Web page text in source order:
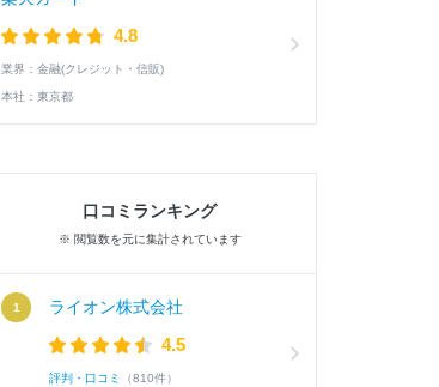
面接官/学生
雰囲気
4.8
業界： 金融(クレジット・信販)
本社： 東京都
口コミランキング
※ 閲覧数を元に集計されています
ライオン株式会社
4.5
評判・口コミ （810件）